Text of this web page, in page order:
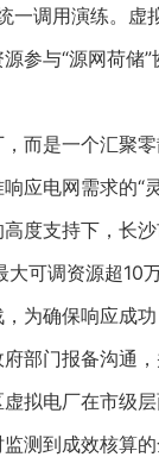
调用演练。
参与“源网荷
是一个汇聚零
应电网需求的
度支持下，长
可调资源超10万
确保响应成功
部门报备沟通
拟电厂在市级
测到成效核算的